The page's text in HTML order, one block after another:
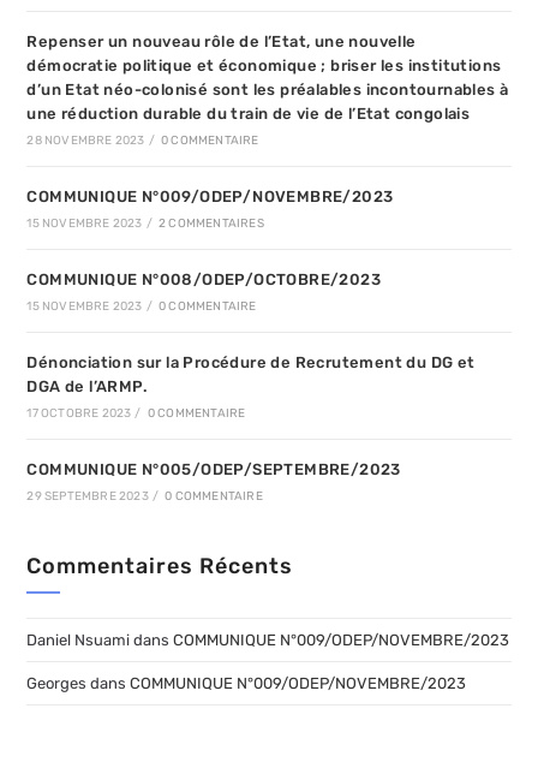
Repenser un nouveau rôle de l’Etat, une nouvelle
démocratie politique et économique ; briser les institutions
d’un Etat néo-colonisé sont les préalables incontournables à
une réduction durable du train de vie de l’Etat congolais
28 NOVEMBRE 2023 / 0 COMMENTAIRE
COMMUNIQUE N°009/ODEP/NOVEMBRE/2023
15 NOVEMBRE 2023 / 2 COMMENTAIRES
COMMUNIQUE N°008/ODEP/OCTOBRE/2023
15 NOVEMBRE 2023 / 0 COMMENTAIRE
Dénonciation sur la Procédure de Recrutement du DG et
DGA de l’ARMP.
17 OCTOBRE 2023 / 0 COMMENTAIRE
COMMUNIQUE N°005/ODEP/SEPTEMBRE/2023
29 SEPTEMBRE 2023 / 0 COMMENTAIRE
Commentaires Récents
Daniel Nsuami dansCOMMUNIQUE N°009/ODEP/NOVEMBRE/2023
Georges dansCOMMUNIQUE N°009/ODEP/NOVEMBRE/2023